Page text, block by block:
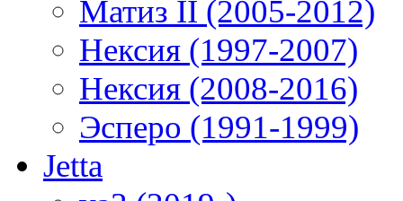
Матиз II (2005-2012)
Нексия (1997-2007)
Нексия (2008-2016)
Эсперо (1991-1999)
Jetta